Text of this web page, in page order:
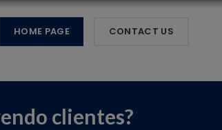
HOME PAGE CONTACT US
clientes?